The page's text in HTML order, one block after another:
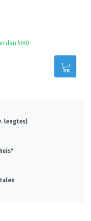
dan 500)
lengtes)